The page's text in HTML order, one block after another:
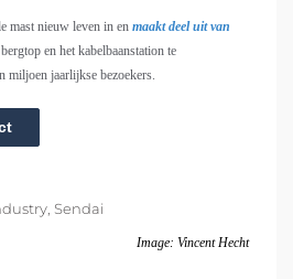
mast nieuw leven in en maakt deel uit van
en het kabelbaanstation te
miljoen jaarlijkse bezoekers.
Image: Vincent Hecht